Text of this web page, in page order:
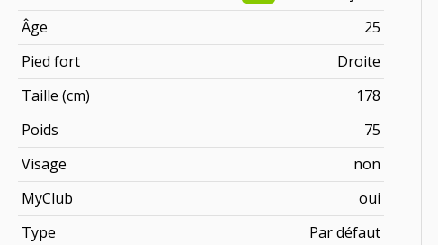
Âge
25
Pied fort
Droite
Taille (cm)
178
Poids
75
Visage
non
MyClub
oui
Type
Par défaut